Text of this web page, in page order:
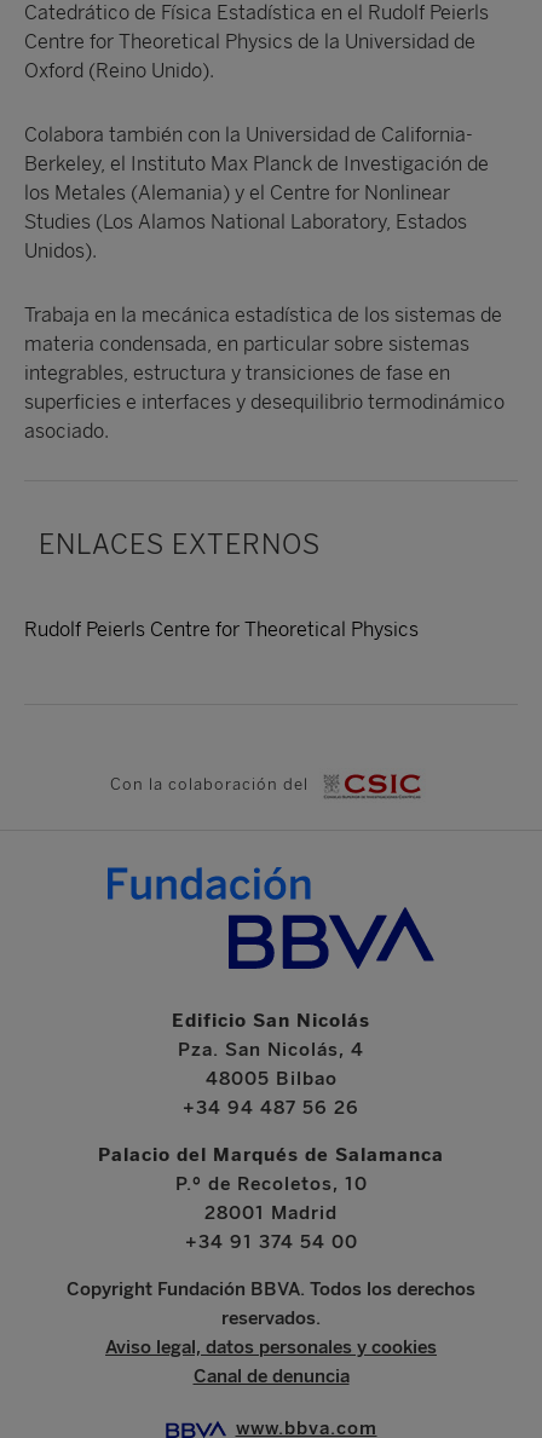
Catedrático de Física Estadística en el Rudolf Peierls
Centre for Theoretical Physics de la Universidad de
Oxford (Reino Unido).
Colabora también con la Universidad de California-
Berkeley, el Instituto Max Planck de Investigación de
los Metales (Alemania) y el Centre for Nonlinear
Studies (Los Alamos National Laboratory, Estados
Unidos).
Trabaja en la mecánica estadística de los sistemas de
materia condensada, en particular sobre sistemas
integrables, estructura y transiciones de fase en
superficies e interfaces y desequilibrio termodinámico
asociado.
ENLACES EXTERNOS
Rudolf Peierls Centre for Theoretical Physics
Con la colaboración del
Edificio San Nicolás
Pza. San Nicolás, 4
48005 Bilbao
+34 94 487 56 26
Palacio del Marqués de Salamanca
P.º de Recoletos, 10
28001 Madrid
+34 91 374 54 00
Copyright Fundación BBVA. Todos los derechos
reservados.
Aviso legal, datos personales y cookies
Canal de denuncia
www.bbva.com